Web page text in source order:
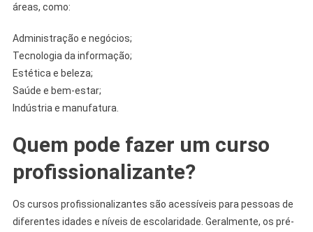
áreas, como:
Administração e negócios;
Tecnologia da informação;
Estética e beleza;
Saúde e bem-estar;
Indústria e manufatura.
Quem pode fazer um curso
profissionalizante?
Os cursos profissionalizantes são acessíveis para pessoas de
diferentes idades e níveis de escolaridade. Geralmente, os pré-